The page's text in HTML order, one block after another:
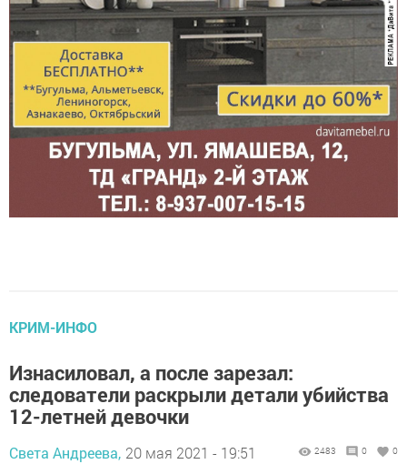
КРИМ-ИНФО
Изнасиловал, а после зарезал:
следователи раскрыли детали убийства
12-летней девочки
Света Андреева, 20 мая 2021 - 19:51 2483 0 0